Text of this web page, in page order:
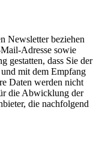
Newsletter beziehen
Adresse sowie
gestatten, dass Sie der
mit dem Empfang
Daten werden nicht
die Abwicklung der
die nachfolgend